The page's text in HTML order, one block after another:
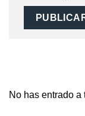
No has entrado a